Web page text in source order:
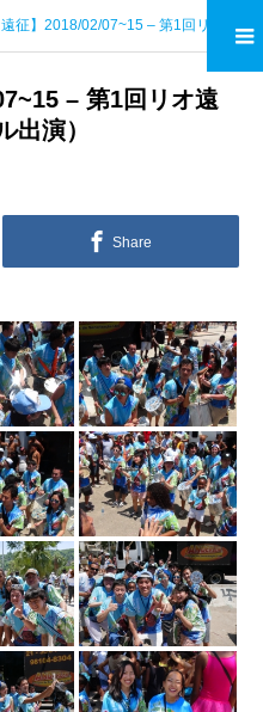
2018/02/07~15 – 第1回リオ遠征（リオ市内カーニバル出演）
– 第1回リオ遠
出演）
Share